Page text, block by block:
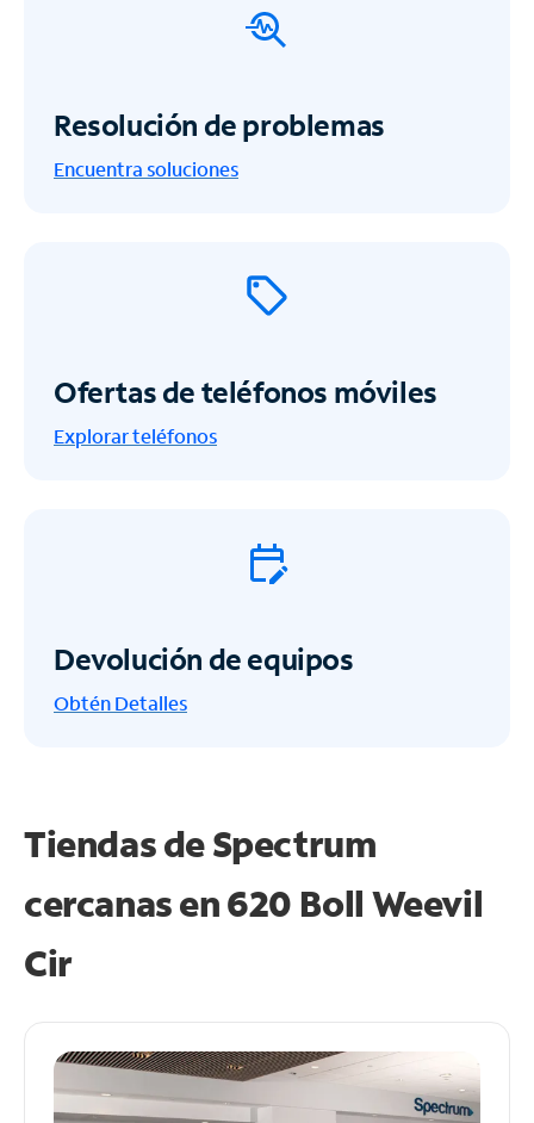
Resolución de problemas
Encuentra soluciones
Ofertas de teléfonos móviles
Explorar teléfonos
Devolución de equipos
ObténDetalles
Tiendas de Spectrum
cercanas en620 Boll Weevil
Cir